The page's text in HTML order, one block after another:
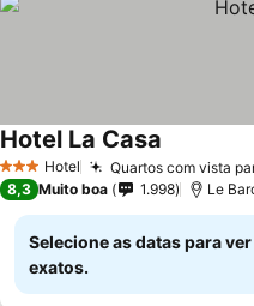
3 EstrelasHotel Quartos com vista
Hotel La Casa
8,3 Muito boa 1.998 Le
Selecione as datas para
exatos.